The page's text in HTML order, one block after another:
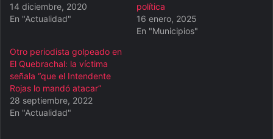
14 diciembre, 2020
En "Actualidad"
política
16 enero, 2025
En "Municipios"
Otro periodista golpeado en
El Quebrachal: la víctima
señala “que el Intendente
Rojas lo mandó atacar”
28 septiembre, 2022
En "Actualidad"